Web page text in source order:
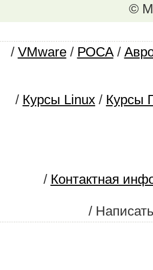
©
/ VMware/ РОСА/
/ Курсы Linux / Курсы
/ Контактная
/